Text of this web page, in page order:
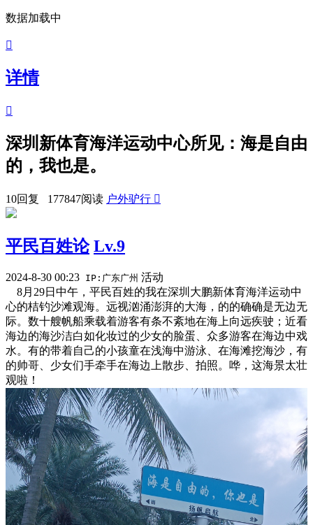
数据加载中

详情

深圳新体育海洋运动中心所见：海是自由
的，我也是。
10回复 177847阅读 户外驴行 
平民百姓论 Lv.9
2024-8-30 00:23 IP:广东广州 活动
8月29日中午，平民百姓的我在深圳大鹏新体育海洋运动中
心的桔钓沙滩观海。远视汹涌澎湃的大海，的的确确是无边无
际。数十艘帆船乘载着游客有条不紊地在海上向远疾驶；近看
海边的海沙洁白如化妆过的少女的脸蛋、众多游客在海边中戏
水。有的带着自己的小孩童在浅海中游泳、在海滩挖海沙，有
的帅哥、少女们手牵手在海边上散步、拍照。哗，这海景太壮
观啦！